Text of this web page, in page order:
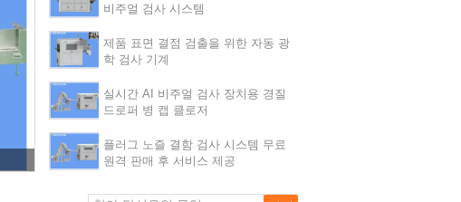
비주얼 검사 시스템
제품 표면 결점 검출을 위한 자동 광
학 검사 기계
실시간 AI 비주얼 검사 장치용 경질
드로퍼 병 캡 클로저
플러그 노즐 결함 검사 시스템 무료
원격 판매 후 서비스 제공